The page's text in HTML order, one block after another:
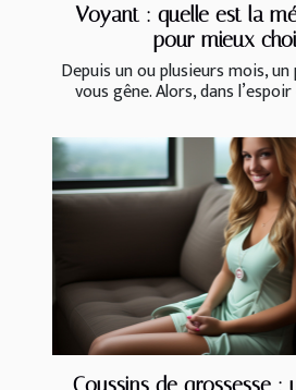
Voyant : quelle est la
pour mieux
Depuis un ou plusieurs mois,
vous gêne. Alors, dans